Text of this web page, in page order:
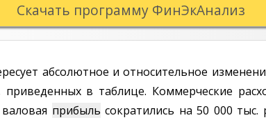
Скачать программу ФинЭкАнализ
абсолютное и относительное
в таблице. Коммерческие
прибыль сократились на 50 000 тыс.